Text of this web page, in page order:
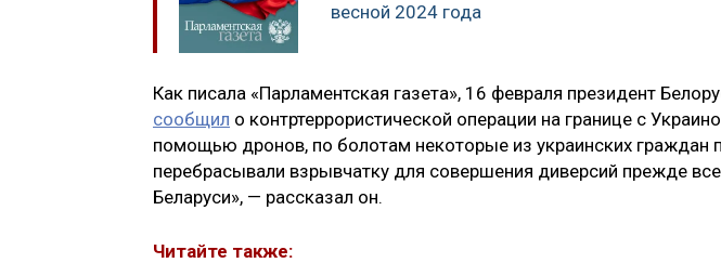
весной 2024 года
Как писала «Парламентская газета», 16 февраля президент
сообщил о контртеррористической операции на границе с
помощью дронов, по болотам некоторые из украинских граждан
перебрасывали взрывчатку для совершения диверсий прежде
Беларуси», — рассказал он.
Читайте также: